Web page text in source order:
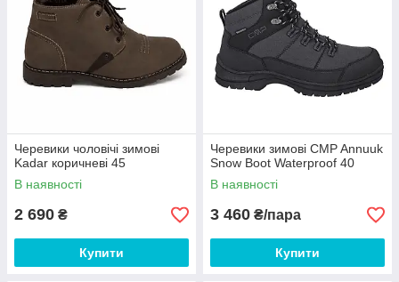
Черевики чоловічі зимові
Kadar коричневі 45
В наявності
2 690 ₴
Купити
Черевики зимові CMP Annuuk
Snow Boot Waterproof 40
В наявності
3 460 ₴/пара
Купити